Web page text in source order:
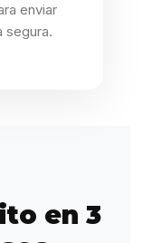
enviar
segura.
en 3